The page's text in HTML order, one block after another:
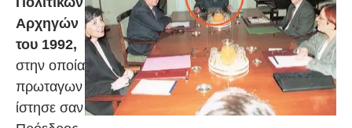
Αρχηγών
του 1992,
στην οποία
πρωταγων
ίστησε σαν